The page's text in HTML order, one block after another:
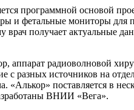
программной основой
и фетальные мониторы для
получает актуальные
аппарат радиоволновой
с разных источников на
поставляется в
ВНИИ «Вега».